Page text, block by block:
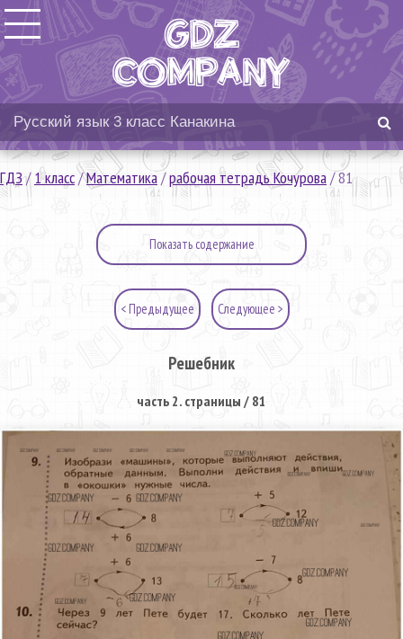
ГДЗ/1 класс/Математика/рабочая тетрадь Кочурова/81
Показать содержание
< Предыдущее Следующее >
Решебник
часть 2. страницы / 81